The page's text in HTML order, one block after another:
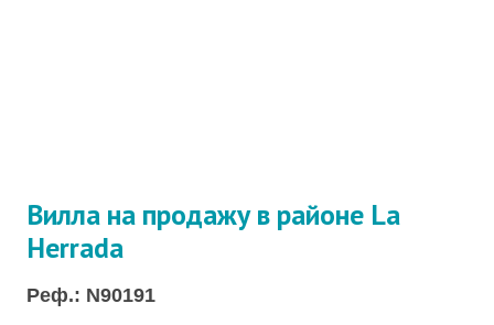
Вилла на продажу в районе La
Herrada
Реф.: N90191